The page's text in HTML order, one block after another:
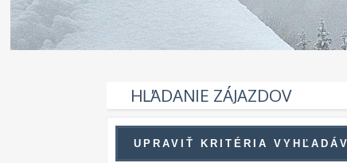
HĽADANIE ZÁJAZDOV